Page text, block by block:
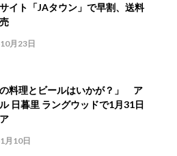
イト「JAタウン」で早割、送料
月23日
の料理とビールはいかが？」 ア
日暮里 ラングウッドで1月31日
月10日